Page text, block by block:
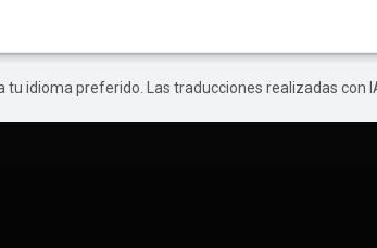
idioma preferido. Las traducciones realizadas con